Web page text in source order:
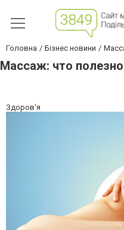
Головна Бізнес новини
Массаж: что
Здоров'я